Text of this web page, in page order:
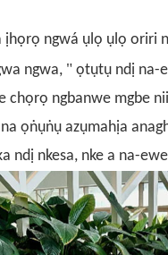
ịhọrọ ngwá ụlọ ụlọ
ngwa, " ọtụtụ ndị na-
chọrọ ngbanwe mgbe
ọṅụṅụ azụmahịa
ndị nkesa, nke a na-